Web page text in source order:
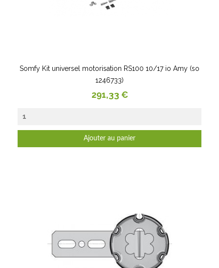
Somfy Kit universel motorisation RS100 10/17 io Amy (so
1246733)
Prix
291,33 €
Ajouter au panier